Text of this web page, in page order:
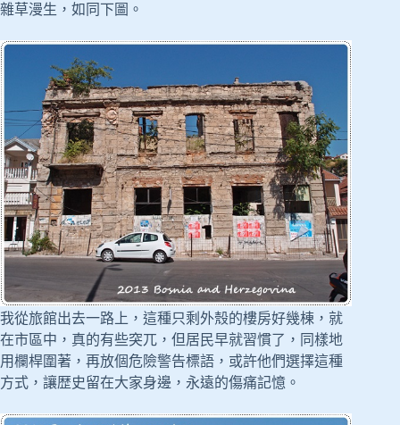
雜草漫生，如同下圖。
我從旅館出去一路上，這種只剩外殼的樓房好幾棟，就
在市區中，真的有些突兀，但居民早就習慣了，同樣地
用欄桿圍著，再放個危險警告標語，或許他們選擇這種
方式，讓歴史留在大家身邊，永遠的傷痛記憶。